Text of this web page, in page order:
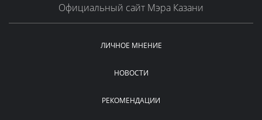
Официальный сайт Мэра Казани
ЛИЧНОЕ МНЕНИЕ
НОВОСТИ
РЕКОМЕНДАЦИИ